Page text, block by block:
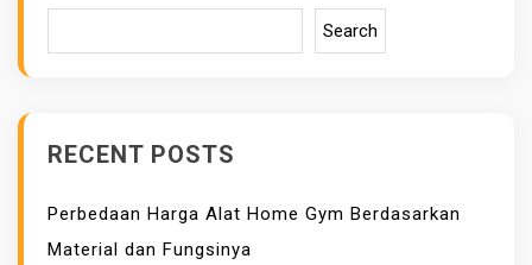
Search
RECENT POSTS
Perbedaan Harga Alat Home Gym Berdasarkan
Material dan Fungsinya